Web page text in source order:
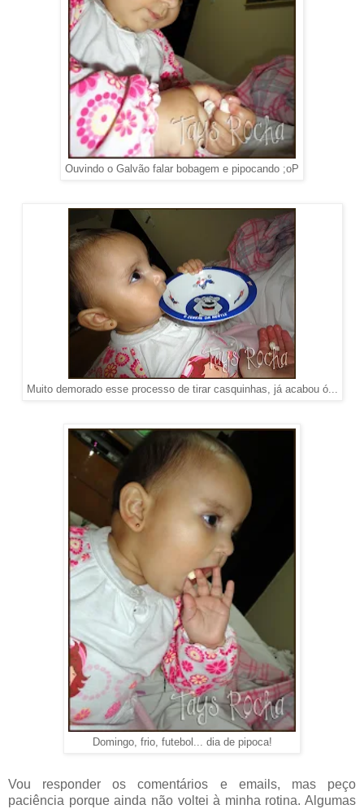
Ouvindo o Galvão falar bobagem e pipocando ;oP
Muito demorado esse processo de tirar casquinhas, já acabou ó...
Domingo, frio, futebol... dia de pipoca!
Vou responder os comentários e emails, mas peço
paciência porque ainda não voltei à minha rotina. Algumas